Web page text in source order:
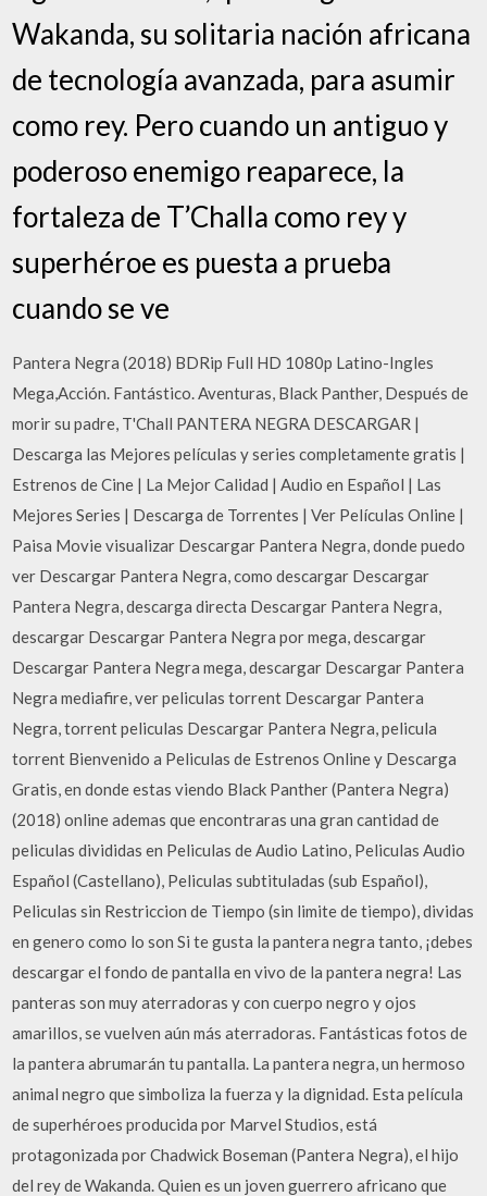
Wakanda, su solitaria nación africana
de tecnología avanzada, para asumir
como rey. Pero cuando un antiguo y
poderoso enemigo reaparece, la
fortaleza de T’Challa como rey y
superhéroe es puesta a prueba
cuando se ve
Pantera Negra (2018) BDRip Full HD 1080p Latino-Ingles
Mega,Acción. Fantástico. Aventuras, Black Panther, Después de
morir su padre, T'Chall PANTERA NEGRA DESCARGAR |
Descarga las Mejores películas y series completamente gratis |
Estrenos de Cine | La Mejor Calidad | Audio en Español | Las
Mejores Series | Descarga de Torrentes | Ver Películas Online |
Paisa Movie visualizar Descargar Pantera Negra, donde puedo
ver Descargar Pantera Negra, como descargar Descargar
Pantera Negra, descarga directa Descargar Pantera Negra,
descargar Descargar Pantera Negra por mega, descargar
Descargar Pantera Negra mega, descargar Descargar Pantera
Negra mediafire, ver peliculas torrent Descargar Pantera
Negra, torrent peliculas Descargar Pantera Negra, pelicula
torrent Bienvenido a Peliculas de Estrenos Online y Descarga
Gratis, en donde estas viendo Black Panther (Pantera Negra)
(2018) online ademas que encontraras una gran cantidad de
peliculas divididas en Peliculas de Audio Latino, Peliculas Audio
Español (Castellano), Peliculas subtituladas (sub Español),
Peliculas sin Restriccion de Tiempo (sin limite de tiempo), dividas
en genero como lo son Si te gusta la pantera negra tanto, ¡debes
descargar el fondo de pantalla en vivo de la pantera negra! Las
panteras son muy aterradoras y con cuerpo negro y ojos
amarillos, se vuelven aún más aterradoras. Fantásticas fotos de
la pantera abrumarán tu pantalla. La pantera negra, un hermoso
animal negro que simboliza la fuerza y la dignidad. Esta película
de superhéroes producida por Marvel Studios, está
protagonizada por Chadwick Boseman (Pantera Negra), el hijo
del rey de Wakanda. Quien es un joven guerrero africano que